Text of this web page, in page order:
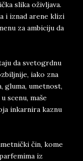
slika oživljava.
i iznad arene klizi
za ambiciju da
da svetogrdnu
iako zna
gluma, umetnost,
scenu, maše
inkarnira kaznu
čin, kome
iz